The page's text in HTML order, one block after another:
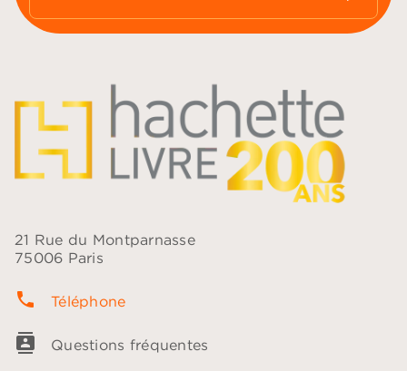
21 Rue du Montparnasse
75006 Paris
phone Téléphone
contacts Questions fréquentes